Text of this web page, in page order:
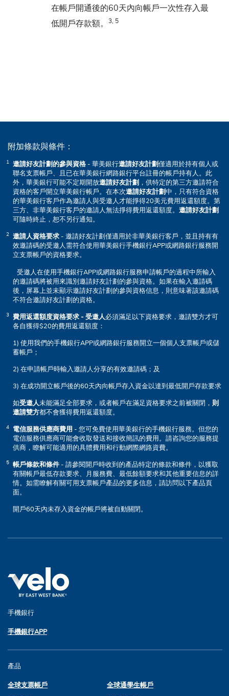
在帳戶開通後的60天內向帳戶一次性存入最
低開戶存款額。
3, 5
附加條款與條件：
邀請好友計劃的參與資格 - 華美銀行邀請好友計劃僅適用於持有個人或
聯名支票帳戶、且已在華美銀行網路銀行平台註冊的帳戶持有人。此
外，華美銀行可能不定期開放邀請好友計劃 ，供特定的第三方邀請符合
資格的客戶開立華美銀行帳戶。在本次邀請好友計劃中，只有符合資格
的華美銀行客戶作為邀請人與受邀人才能掙得20美元費用返還額度。第
三方、非華美銀行客戶的邀請人無法掙得費用返還額度。 邀請好友計劃
可隨時終止，恕不另行通知。
邀請人資格要求 - 邀請好友計劃僅適用於非華美銀行客戶，並且持有有
效邀請碼的受邀人需符合使用華美銀行手機銀行APP或網路銀行服務開
立支票帳戶的資格要求。
受邀人在使用手機銀行APP或網路銀行服務申請帳戶的過程中所輸入
的邀請碼將被用來識別邀請好友計劃的參與資格。如果在輸入邀請碼
後，屏幕上並未顯示邀請好友計劃的參與資格信息，則意味著該邀請碼
不符合邀請好友計劃的資格。
費用返還額度資格要求 - 受邀人必須滿足以下資格要求，邀請雙方才可
各自獲得$20的費用返還額度：
1) 使用我們的手機銀行APP或網路銀行服務開立一個個人支票帳戶或儲
蓄帳戶；
2) 在申請帳戶時輸入邀請人分享的有效邀請碼；及
3) 在成功開立帳戶後的60天內向帳戶存入資金以達到最低開戶存款要求
如受邀人未能滿足全部要求，或者帳戶在滿足資格要求之前被關閉， 則
邀請雙方都不會獲得費用返還額度。
電信服務供應商費用 - 您可免費使用華美銀行的手機銀行服務。但您的
電信服務供應商可能會收取發送和接收簡訊的費用。請咨詢您的服務提
供商，瞭解可能適用的具體費用和行動網際網路資費。
帳戶條款和條件 - 請參閱開戶時收到的產品特定的條款和條件，以獲取
有關帳戶最低存款要求、月服務費、最低餘額要求和其他重要信息的詳
情。如需瞭解有關可用支票帳戶產品的更多信息，請訪問以下產品頁
面。
開戶60天內未存入資金的帳戶將被自動關閉。
手機銀行
手機銀行APP
產品
全球支票帳戶 全球通學生帳戶